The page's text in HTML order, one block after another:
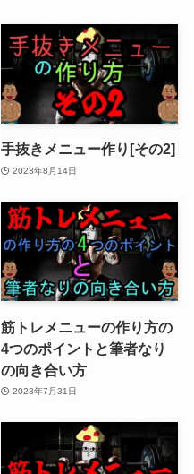
手抜きメニュー作り[その2]
2023年8月14日
筋トレメニューの作り方の
4つのポイントと筆者なり
の向き合い方
2023年7月31日